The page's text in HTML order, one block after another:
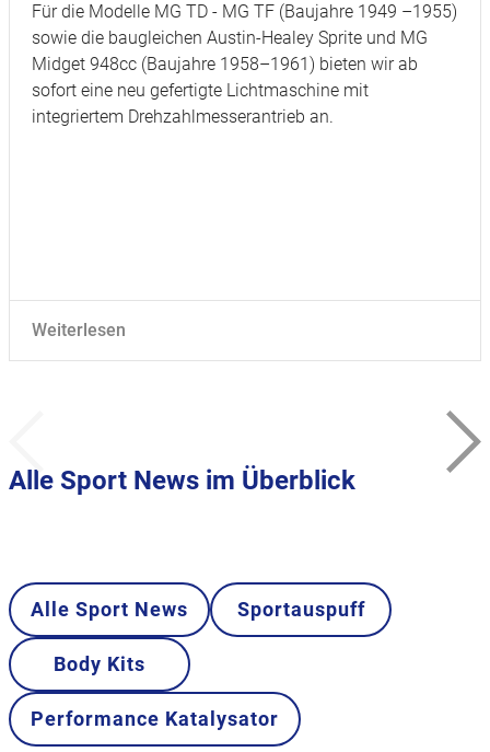
Für die Modelle MG TD - MG TF (Baujahre 1949 –1955)
sowie die baugleichen Austin-Healey Sprite und MG
Midget 948cc (Baujahre 1958–1961) bieten wir ab
sofort eine neu gefertigte Lichtmaschine mit
integriertem Drehzahlmesserantrieb an.
Weiterlesen
Alle Sport News im Überblick
Alle Sport News Sportauspuff
Body Kits
Performance Katalysator